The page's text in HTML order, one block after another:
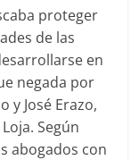
proteger
de las
en
negada por
y José Erazo,
Según
abogados con